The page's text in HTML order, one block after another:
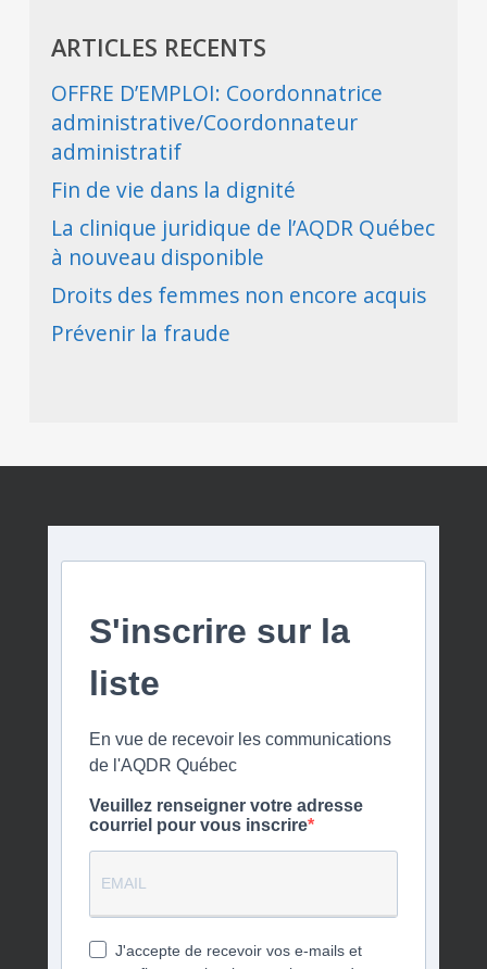
ARTICLES RECENTS
OFFRE D’EMPLOI: Coordonnatrice
administrative/Coordonnateur
administratif
Fin de vie dans la dignité
La clinique juridique de l’AQDR Québec
à nouveau disponible
Droits des femmes non encore acquis
Prévenir la fraude
S'inscrire sur la
liste
En vue de recevoir les communications
de l'AQDR Québec
Veuillez renseigner votre adresse
courriel pour vous inscrire
J'accepte de recevoir vos e-mails et